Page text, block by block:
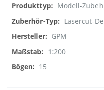
Weitere
Informationen
Modell-
Lasercut-
GPM
1:200
15